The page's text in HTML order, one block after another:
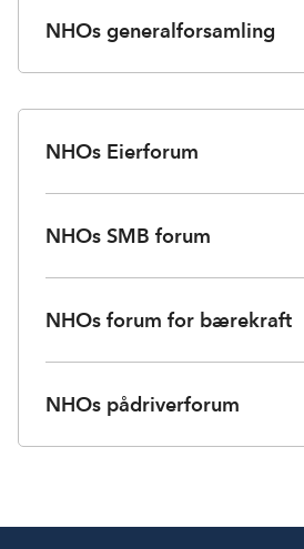
NHOs generalforsamling
NHOs Eierforum
NHOs SMB forum
NHOs forum for bærekraft
NHOs pådriverforum